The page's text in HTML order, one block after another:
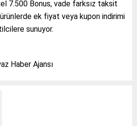
7.500 Bonus, vade farksız taksit
ek fiyat veya kupon indirimi
sunuyor.
Haber Ajansı